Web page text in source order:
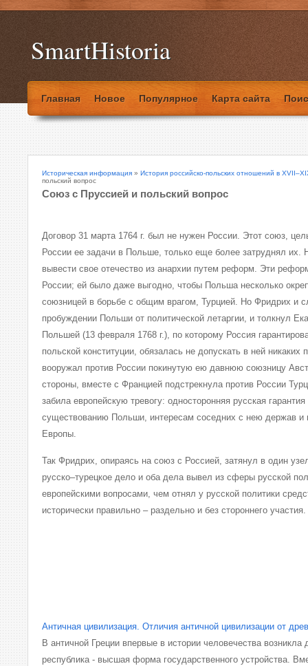
SmartHistoria
Главная Новое Популярное Карта сайта
Историческая информация » История российско-польских отношений в
польский вопрос
Союз с Пруссией и польский вопрос
Договор 31 марта 1764 г. был не нужен России. Этот союз,
России ее задачи в Польше, только еще более затруднял их.
вывести свое отечество из анархии путем реформ. Эти
России; ей было даже выгодно, чтобы Польша несколько
союзницей в борьбе с общим врагом, Турцией. Но Фридрих и
пробуждении Польши от политической летаргии, и толкнул
Польшей (13 февраля 1768 г.), по которому Россия
польской конституции, обязалась не допускать в ней никаких
вооружал против России покинутую ею давнюю союзницу
стороны, вместе с Францией подстрекнула против России
забила европейскую тревогу: односторонняя русская
существованию Польши, интересам соседних с нею держав и
Европы.
Так Фридрих, опираясь на союз с Россией, затянул в один
русско–турецкое дело и оба дела вывел из сферы русской
европейскими вопросами, чем отнял у русской политики
исторически правильно – раздельно и без стороннего участия.
Античная цивилизация. Отличия античной цивилизации от
В античной Греции впервые в истории человечества возникла
республика - высшая форма государственного устройства.